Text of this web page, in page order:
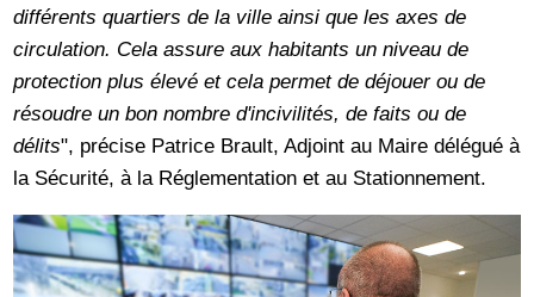
différents quartiers de la ville ainsi que les axes de
circulation. Cela assure aux habitants un niveau de
protection plus élevé et cela permet de déjouer ou de
résoudre un bon nombre d'incivilités, de faits ou de
délits", précise Patrice Brault, Adjoint au Maire délégué à
la Sécurité, à la Réglementation et au Stationnement.